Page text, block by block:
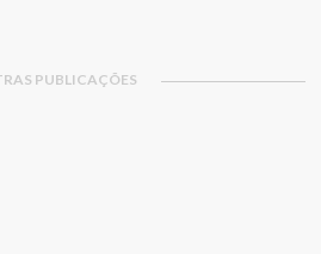
PUBLICAÇÕES